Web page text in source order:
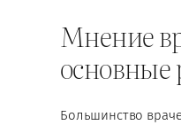
Мнение
основные
Большинство